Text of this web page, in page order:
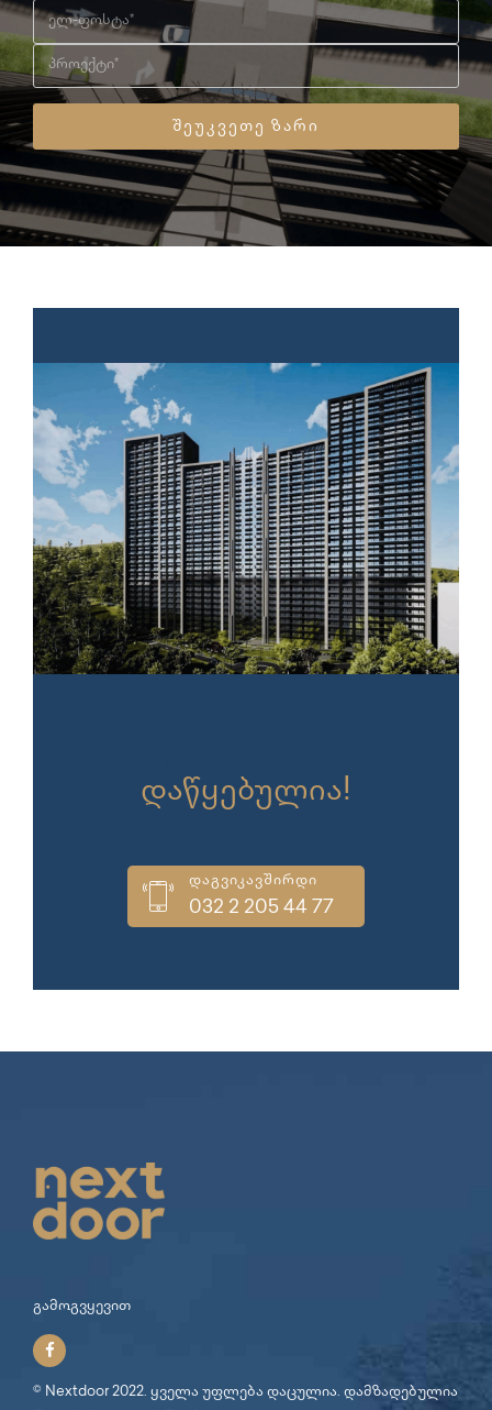
დაწყებულია!
დაგვიკავშირდი
032 2 205 44 77
გამოგვყევით
© Nextdoor 2022. ყველა უფლება დაცულია. დამზადებულია